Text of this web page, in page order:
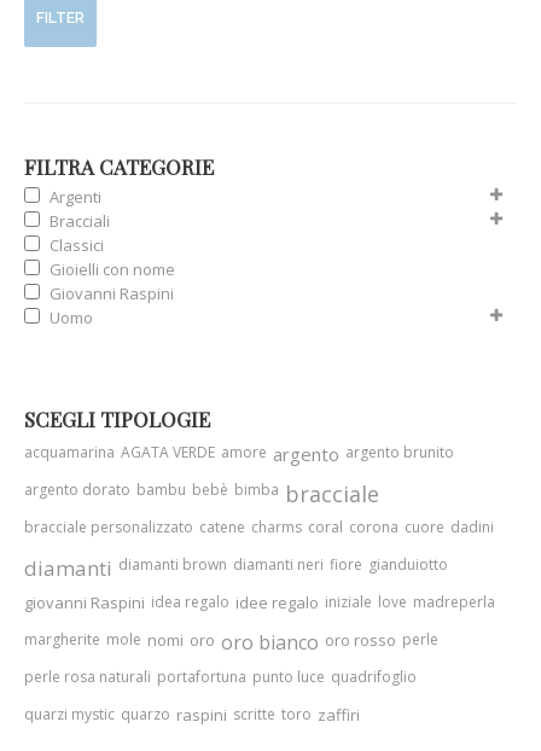
FILTER
FILTRA CATEGORIE
Argenti
Bracciali
Classici
Gioielli con nome
Giovanni Raspini
Uomo
SCEGLI TIPOLOGIE
acquamarina AGATA VERDE amore argento argento brunito
argento dorato bambu bebè bimba bracciale
bracciale personalizzato catene charms coral corona cuore dadini
diamanti diamanti brown diamanti neri fiore gianduiotto
giovanni Raspini idea regalo idee regalo iniziale love madreperla
margherite mole nomi oro oro bianco oro rosso perle
perle rosa naturali portafortuna punto luce quadrifoglio
quarzi mystic quarzo raspini scritte toro zaffiri